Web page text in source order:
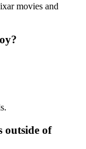
movies and
outside of